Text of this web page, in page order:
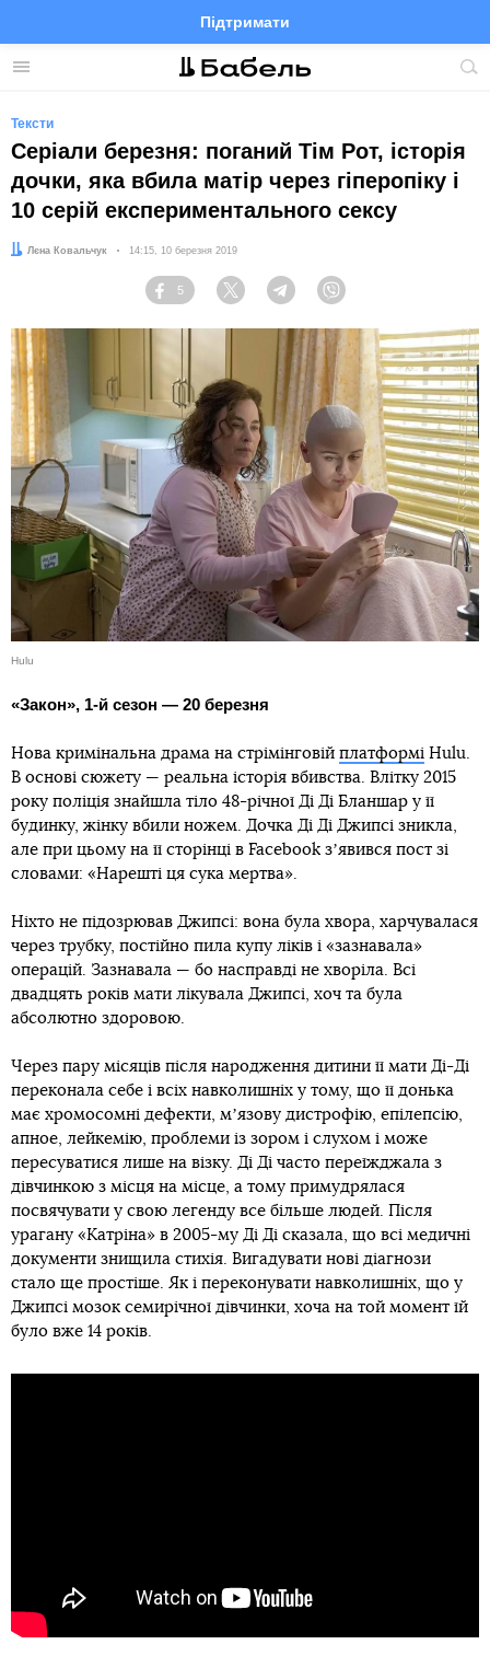
Меню
Підтримати
FacebookTelegramTwitter
Тексти
Серіали березня: поганий Тім Рот, історія
дочки, яка вбила матір через гіперопіку і
10 серій експериментального сексу
Автор:
Лєна Ковальчук Дата:
14:15, 10 березня 2019
Facebook
5
Twitter TelegramViber
Hulu
«Закон», 1-й сезон — 20 березня
Нова кримінальна драма на стрімінговій платформі Hulu.
В основі сюжету — реальна історія вбивства. Влітку 2015
року поліція знайшла тіло 48-річної Ді Ді Бланшар у її
будинку, жінку вбили ножем. Дочка Ді Ді Джипсі зникла,
але при цьому на її сторінці в Facebook зʼявився пост зі
словами: «Нарешті ця сука мертва».
Ніхто не підозрював Джипсі: вона була хвора, харчувалася
через трубку, постійно пила купу ліків і «зазнавала»
операцій. Зазнавала — бо насправді не хворіла. Всі
двадцять років мати лікувала Джипсі, хоч та була
абсолютно здоровою.
Через пару місяців після народження дитини її мати Ді-Ді
переконала себе і всіх навколишніх у тому, що її донька
має хромосомні дефекти, мʼязову дистрофію, епілепсію,
апное, лейкемію, проблеми із зором і слухом і може
пересуватися лише на візку. Ді Ді часто переїжджала з
дівчинкою з місця на місце, а тому примудрялася
посвячувати у свою легенду все більше людей. Після
урагану «Катріна» в 2005-му Ді Ді сказала, що всі медичні
документи знищила стихія. Вигадувати нові діагнози
стало ще простіше. Як і переконувати навколишніх, що у
Джипсі мозок семирічної дівчинки, хоча на той момент їй
було вже 14 років.